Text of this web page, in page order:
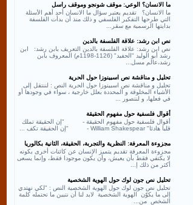
ما الانسان؟ الوعي: موقف شونجو وموقف راسل
ما الانسان؟ تقديم يعتبر سؤال ما الانسان أحد أهم الأسئلة
التي طرحها التفكير الفلسفي و ذلك منذ أن بدأت الفلسفة
بدايتها الرسمية مع سقر...
نص ابن رشد: علاقة الفلسفة بالدين
نص ابن رشد: علاقة الفلسفة بالدين التعريف بابن رشد: ابن
رشد أبو الوليد "الحفيد" (1126-1198م) المعروف بابن
رشد،عالم مسل...
تحليل و مناقشة نص اسبينوزا حول الحرية
تحليل و مناقشة نص اسبينوزا حول الحرية النص : لننتقل إلى
الأشياء المخلوقة و المحددة بعلل خارجية ، سواء في وجودها أو
في فعلها، و لنتصور ...
أقوال فلسفية حول مفهوم الحقيقة
أقوال فلسفية حول مفهوم الحقيقة - "إن الحقيقة تملك
قلبا هادئا" William Shakespear - "إن الحقيقة تكف ...
مجزوءة المعرفة: النظرية والتجربة، الحقيقة، الثانية بكالوريا
مجزوءة المعرفة تقديم يتميز الإنسان عن كائنات أخرى بكونه
لا يكتفي فقط بأن يعيش، وأن يكون موجودا فقط، وإنما يسعى
أكثر من ذلك إ...
تحليل نص جون لوك حول الهوية الشخصية
تحليل نص جون لوك حول الهوية الشخصية النص : "لكي نهتدي
إلى ما يكوّن الهوية الشخصية لابد لنا أن نتبين ما تحتمله كلمة
الشخص من...